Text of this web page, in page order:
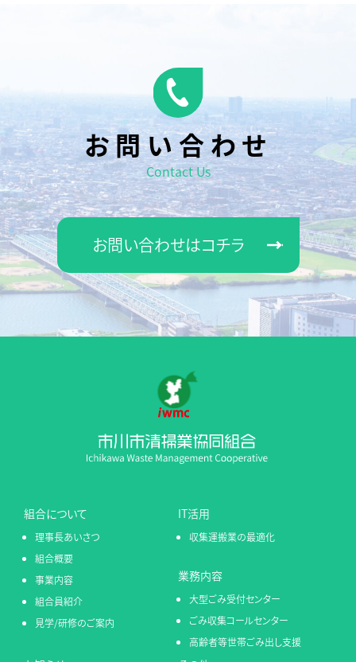
お問い合わせ
Contact Us
お問い合わせはコチラ
組合について
理事長あいさつ
組合概要
事業内容
組合員紹介
見学/研修のご案内
IT活用
収集運搬業の最適化
業務内容
大型ごみ受付センター
ごみ収集コールセンター
高齢者等世帯ごみ出し支援